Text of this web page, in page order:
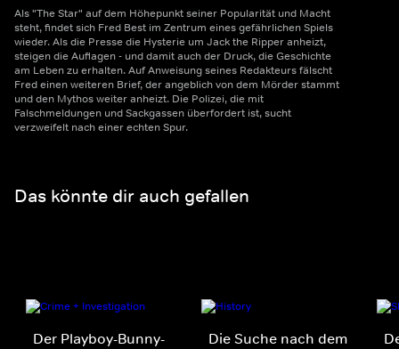
Als "The Star" auf dem Höhepunkt seiner Popularität und Macht
steht, findet sich Fred Best im Zentrum eines gefährlichen Spiels
wieder. Als die Presse die Hysterie um Jack the Ripper anheizt,
steigen die Auflagen - und damit auch der Druck, die Geschichte
am Leben zu erhalten. Auf Anweisung seines Redakteurs fälscht
Fred einen weiteren Brief, der angeblich von dem Mörder stammt
und den Mythos weiter anheizt. Die Polizei, die mit
Falschmeldungen und Sackgassen überfordert ist, sucht
verzweifelt nach einer echten Spur.
Das könnte dir auch gefallen
Der Playboy-Bunny-
Die Suche nach dem